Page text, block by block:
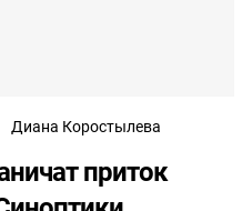
Диана Коростылева
приток